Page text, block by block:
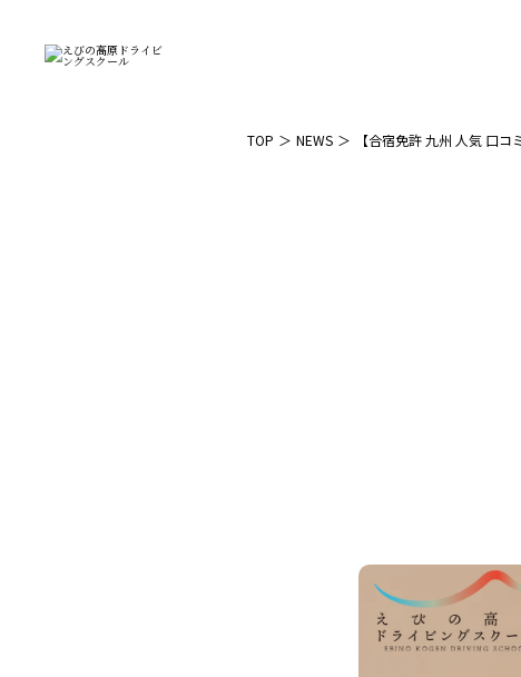
TOP NEWS 【合宿免許 九州 人気 口